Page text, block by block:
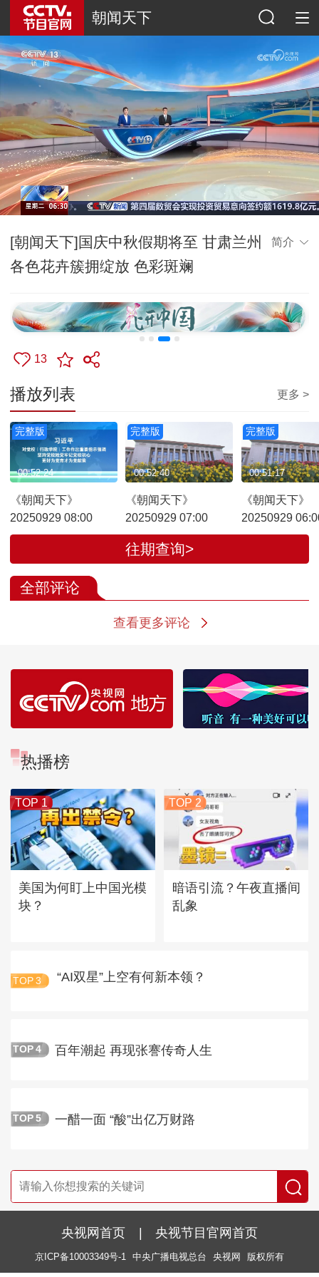
朝闻天下
[朝闻天下]国庆中秋假期将至 甘肃兰州
各色花卉簇拥绽放 色彩斑斓
简介
13
播放列表 更多 >
完整版
《朝闻天下》
20250929 08:00
00:52:24
完整版
《朝闻天下》
20250929 07:00
00:52:40
完整版
《朝闻天下》
20250929
00:51:17
往期查询>
全部评论
查看更多评论
热播榜
TOP 1
美国为何盯上中国光模
块？
TOP 2
暗语引流？午夜直播间
乱象
TOP 3 “AI双星”上空有何新本领？
TOP 4 百年潮起 再现张謇传奇人生
TOP 5 一醋一面 “酸”出亿万财路
央视网首页 | 央视节目官网首页
京ICP备10003349号-1 中央广播电视总台 央视网 版权所有